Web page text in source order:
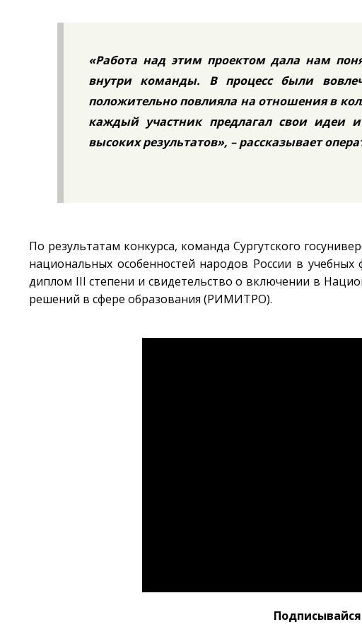
«Работа над этим проектом дала нам
внутри команды. В процесс были
положительно повлияла на отношения в
каждый участник предлагал свои
высоких результатов», – рассказывает
По результатам конкурса, команда Сургутского
национальных особенностей народов России в
диплом III степени и свидетельство о включении в
решений в сфере образования (РИМИТРО).
Подписывайся